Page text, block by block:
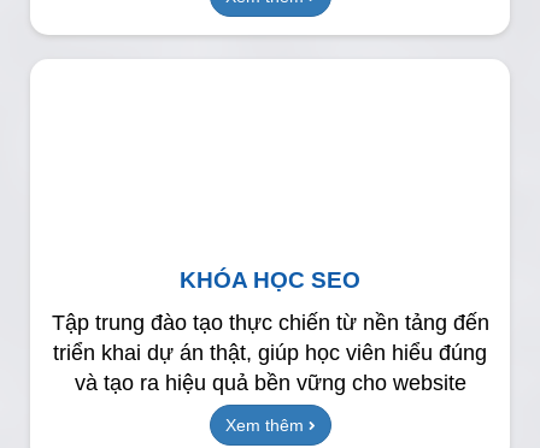
KHÓA HỌC SEO
Tập trung đào tạo thực chiến từ nền tảng đến
triển khai dự án thật, giúp học viên hiểu đúng
và tạo ra hiệu quả bền vững cho website
Xem thêm